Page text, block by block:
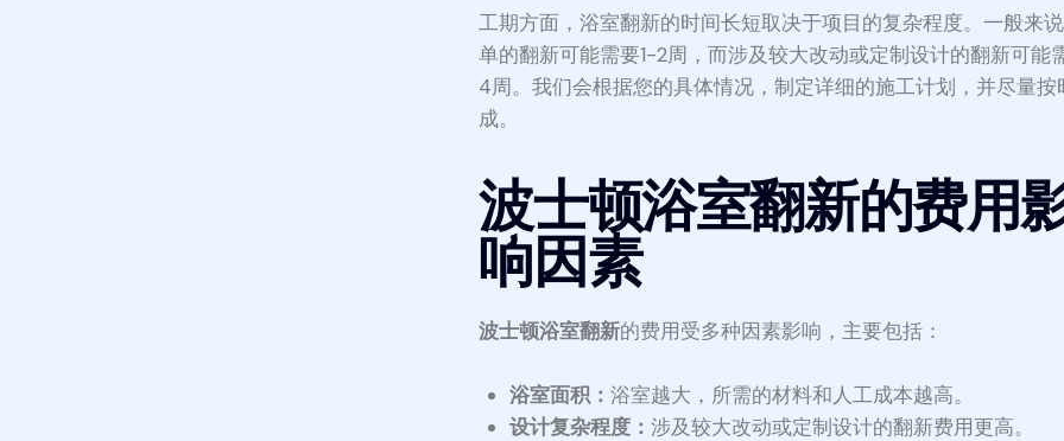
工期方面，浴室翻新的时间长短取决于项目的复杂程度。一般来
单的翻新可能需要1-2周，而涉及较大改动或定制设计的翻新可能
4周。我们会根据您的具体情况，制定详细的施工计划，并尽量按
成。
波士顿浴室翻新的费用
响因素
波士顿浴室翻新的费用受多种因素影响，主要包括：
浴室面积： 浴室越大，所需的材料和人工成本越高。
设计复杂程度： 涉及较大改动或定制设计的翻新费用更高。